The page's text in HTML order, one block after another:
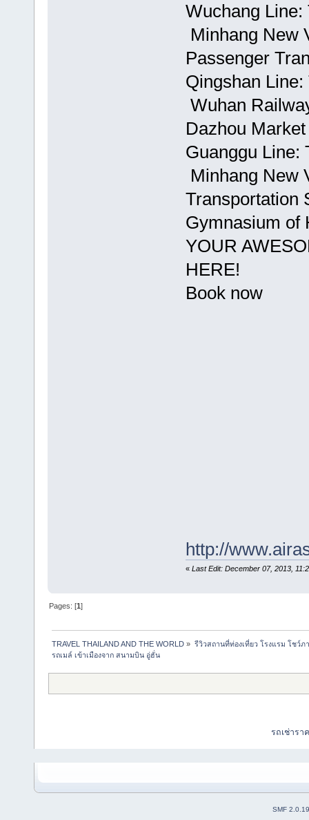
Wuchang Line:
 Minhang New
Passenger
Qingshan
 Wuhan
Dazhou
Guanggu Line:
 Minhang
Transportation
Gymnasium
YOUR
HERE!
Book now
http://
« Last Edit: December 07, 2013,
Pages: [1]
TRAVEL THAILAND AND THE WORLD » รีวิวสถานที่ท่องเที่ยว โรงแรม โชว์ภ
รถเมล์ เข้าเมืองจาก สนามบิน อู่ฮั่น
รถเช่าร
SMF 2.0.19